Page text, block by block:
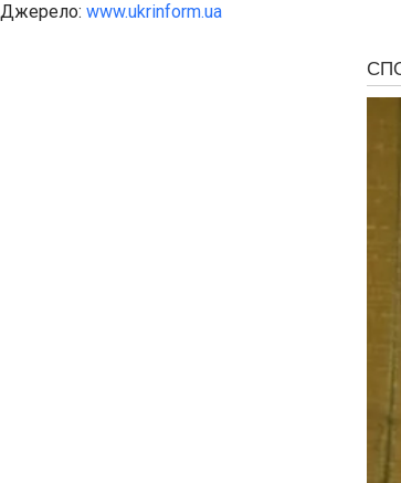
Джерело: www.ukrinform.ua